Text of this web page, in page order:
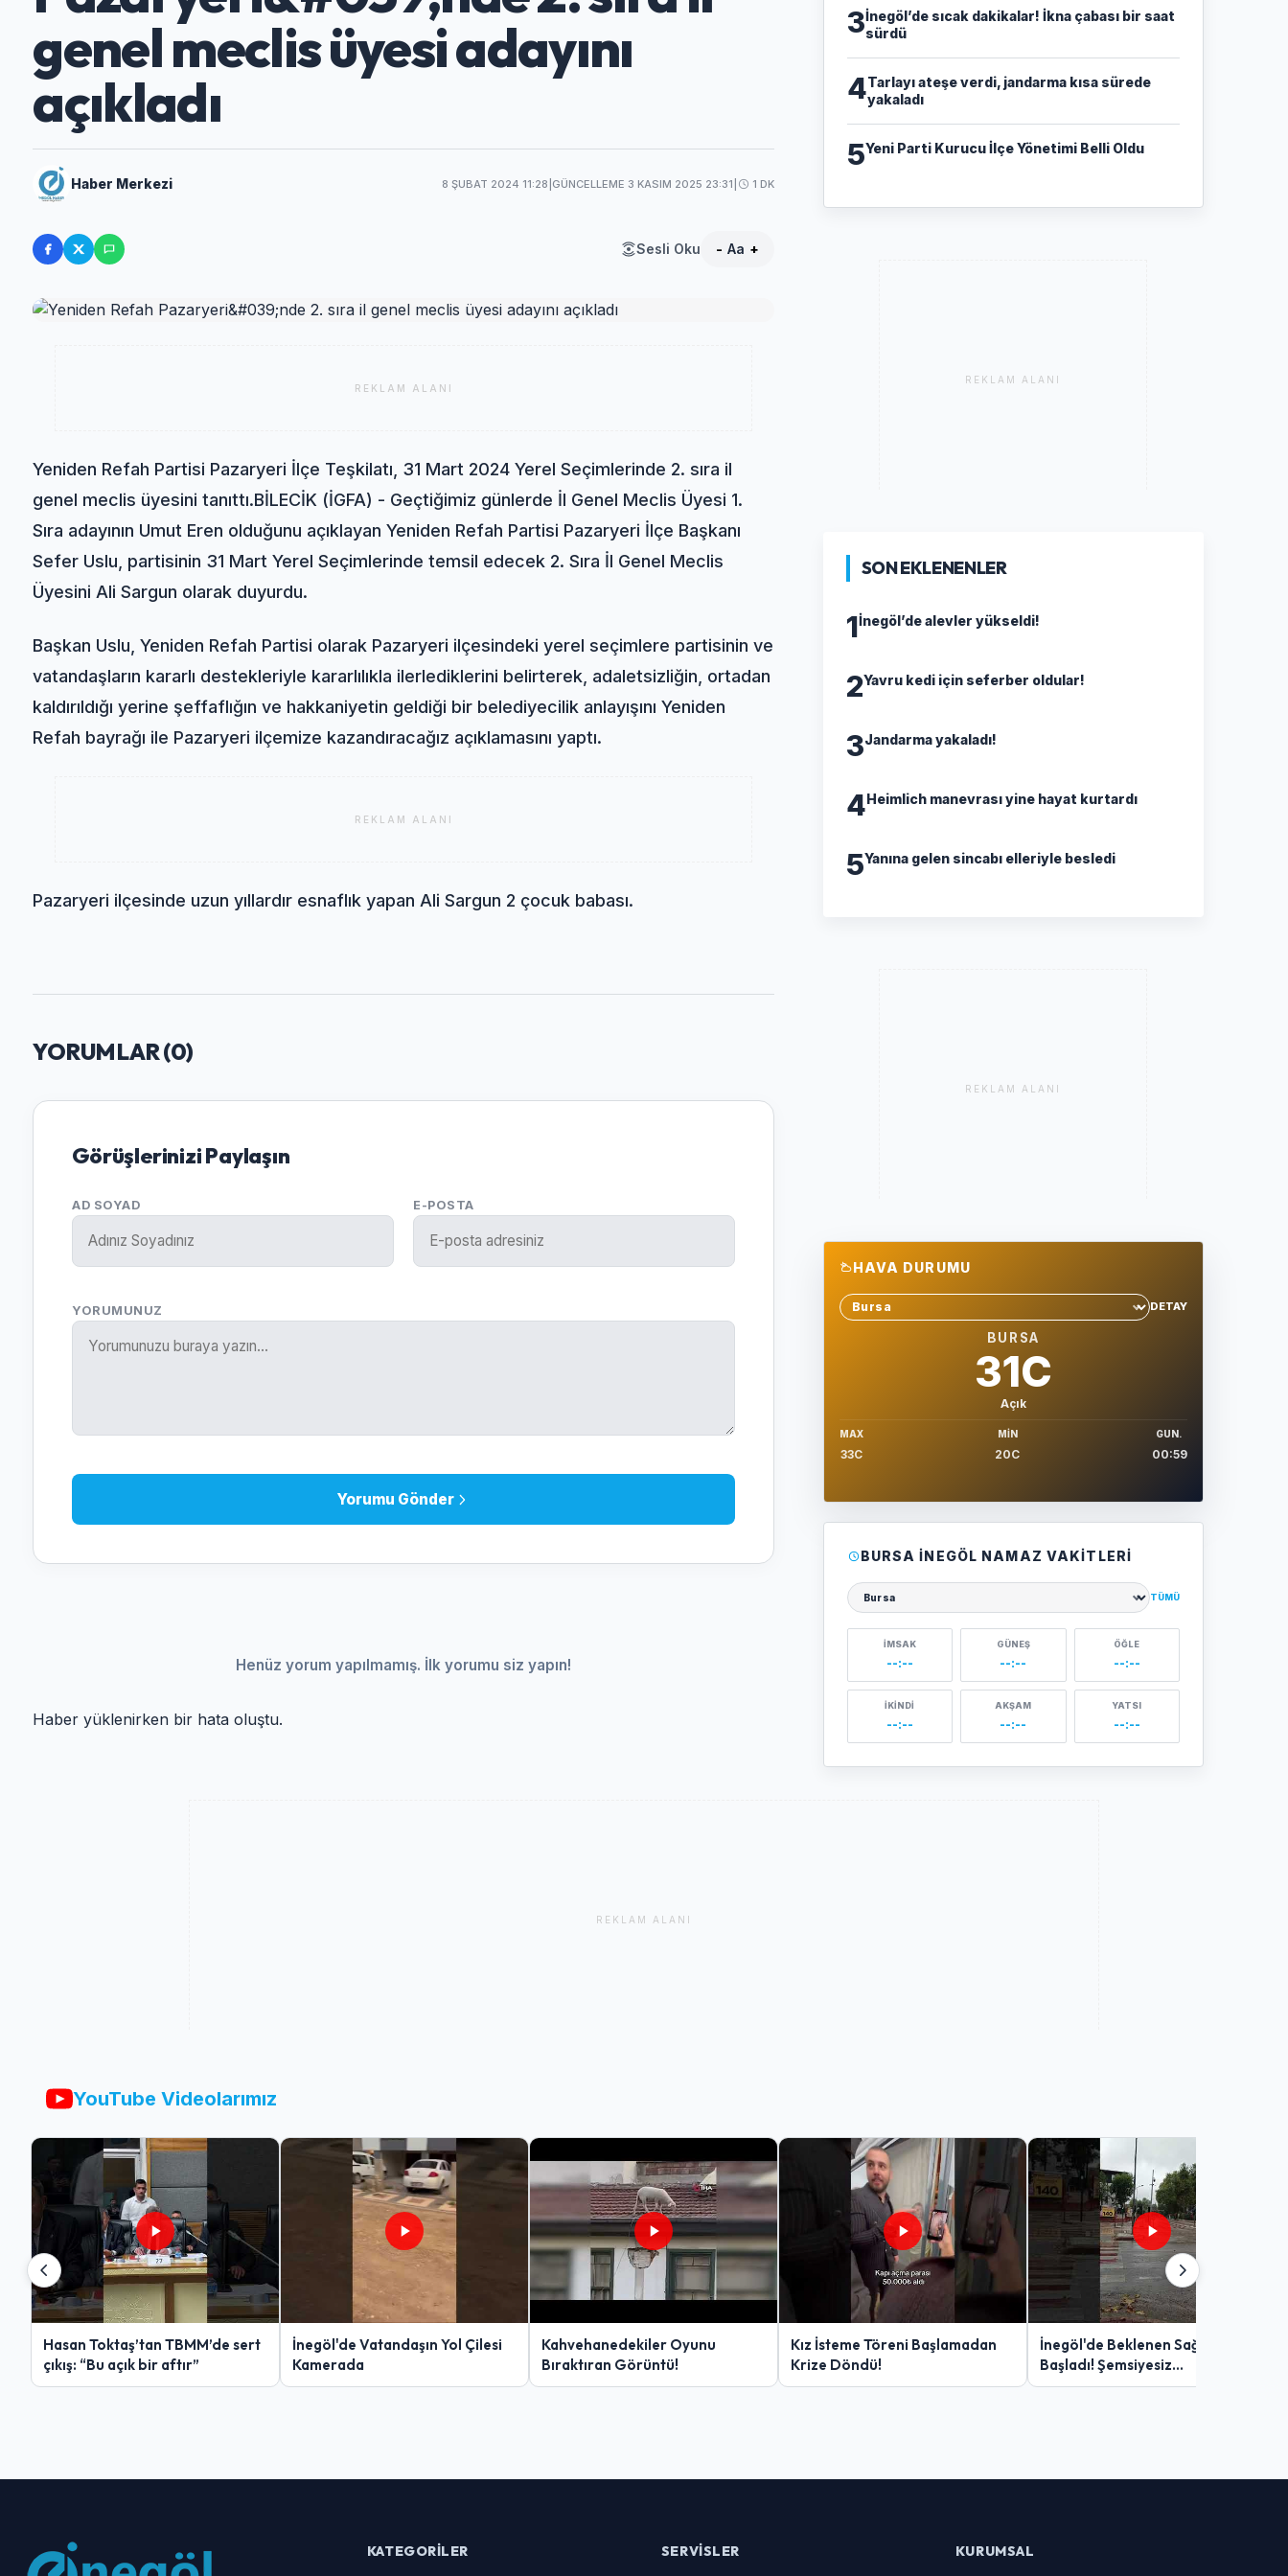
genel meclis üyesi adayını
açıkladı
Haber Merkezi 8 ŞUBAT 2024 11:28 GÜNCELLEME 3 KASIM 2025 23:31 1 DK
Sesli Oku - Aa +
REKLAM ALANI
Yeniden Refah Partisi Pazaryeri İlçe Teşkilatı, 31 Mart 2024 Yerel Seçimlerinde 2. sıra il
genel meclis üyesini tanıttı.BİLECİK (İGFA) - Geçtiğimiz günlerde İl Genel Meclis Üyesi 1.
Sıra adayının Umut Eren olduğunu açıklayan Yeniden Refah Partisi Pazaryeri İlçe Başkanı
Sefer Uslu, partisinin 31 Mart Yerel Seçimlerinde temsil edecek 2. Sıra İl Genel Meclis
Üyesini Ali Sargun olarak duyurdu.
Başkan Uslu, Yeniden Refah Partisi olarak Pazaryeri ilçesindeki yerel seçimlere partisinin ve
vatandaşların kararlı destekleriyle kararlılıkla ilerlediklerini belirterek, adaletsizliğin, ortadan
kaldırıldığı yerine şeffaflığın ve hakkaniyetin geldiği bir belediyecilik anlayışını Yeniden
Refah bayrağı ile Pazaryeri ilçemize kazandıracağız açıklamasını yaptı.
REKLAM ALANI
Pazaryeri ilçesinde uzun yıllardır esnaflık yapan Ali Sargun 2 çocuk babası.
YORUMLAR (0)
Görüşlerinizi Paylaşın
AD SOYAD E-POSTA
YORUMUNUZ
Yorumu Gönder
Henüz yorum yapılmamış. İlk yorumu siz yapın!
Haber yüklenirken bir hata oluştu.
3İnegöl’de sıcak dakikalar! İkna çabası bir saat
sürdü
4Tarlayı ateşe verdi, jandarma kısa sürede
yakaladı
5Yeni Parti Kurucu İlçe Yönetimi Belli Oldu
REKLAM ALANI
SON EKLENENLER
1İnegöl’de alevler yükseldi!
2Yavru kedi için seferber oldular!
3Jandarma yakaladı!
4Heimlich manevrası yine hayat kurtardı
5Yanına gelen sincabı elleriyle besledi
REKLAM ALANI
HAVA DURUMU
Sehir sec
DETAY
BURSA
31C
Açık
MAX
33C
MIN
20C
GUN.
00:59
BURSA İNEGÖL NAMAZ VAKITLERI
Şehir seçin
TÜMÜ
İMSAK
--:--
GÜNEŞ
--:--
ÖĞLE
--:--
İKINDI
--:--
AKŞAM
--:--
YATSI
--:--
REKLAM ALANI
YouTube Videolarımız
Hasan Toktaş’tan TBMM’de sert
çıkış: “Bu açık bir aftır”
İnegöl'de Vatandaşın Yol Çilesi
Kamerada
Kahvehanedekiler Oyunu
Bıraktıran Görüntü!
Kız İsteme Töreni Başlamadan
Krize Döndü!
İnegöl'de Beklenen Sağanak
Başladı! Şemsiyesiz
Yakalananlar Zor Anlar Yaşadı
KATEGORILER SERVISLER KURUMSAL